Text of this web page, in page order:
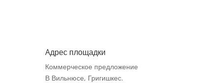
Aдрес площадки
Коммерческое предложение
В Вильнюсе, Григишкес.